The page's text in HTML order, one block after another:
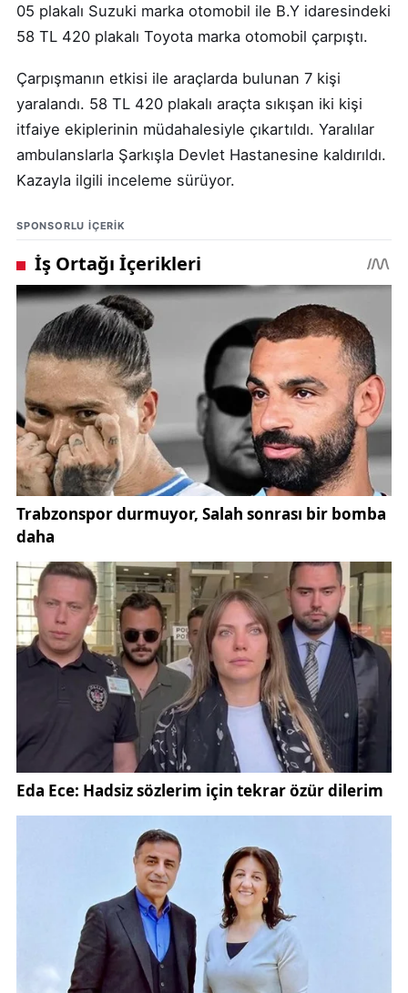
05 plakalı Suzuki marka otomobil ile B.Y idaresindeki
58 TL 420 plakalı Toyota marka otomobil çarpıştı.
Çarpışmanın etkisi ile araçlarda bulunan 7 kişi
yaralandı. 58 TL 420 plakalı araçta sıkışan iki kişi
itfaiye ekiplerinin müdahalesiyle çıkartıldı. Yaralılar
ambulanslarla Şarkışla Devlet Hastanesine kaldırıldı.
Kazayla ilgili inceleme sürüyor.
SPONSORLU IÇERIK